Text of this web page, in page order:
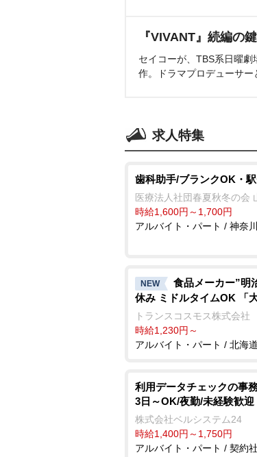
『VIVANT』続編の
セイコーが、TBS系日曜
作。ドラマプロデューサー
求人特集
歯科助手/ブランクOK・
医療法人社団春夏秋冬の会
時給1,600円～1,700円
アルバイト・パート / 神奈
NEW
食品メーカー”明
休み ミドルタイムOK 「大
トランスコスモス株式会社
時給1,230円～
アルバイト・パート / 北海道
利用データチェックの事
3日～OK/夜勤/未経験歓迎
株式会社ベルシステム24
時給1,400円～1,750円
アルバイト・パート / 契約